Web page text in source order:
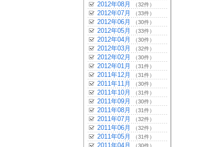
2012年08月 （32件）
2012年07月 （33件）
2012年06月 （30件）
2012年05月 （33件）
2012年04月 （30件）
2012年03月 （32件）
2012年02月 （30件）
2012年01月 （31件）
2011年12月 （31件）
2011年11月 （30件）
2011年10月 （31件）
2011年09月 （30件）
2011年08月 （31件）
2011年07月 （32件）
2011年06月 （32件）
2011年05月 （31件）
2011年04月 （30件）